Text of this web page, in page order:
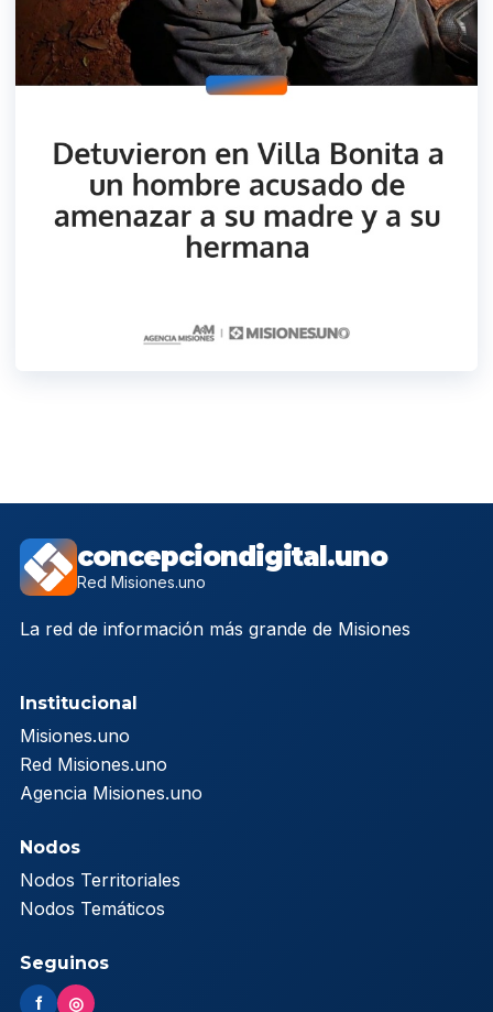
concepciondigital.uno
Red Misiones.uno
La red de información más grande de Misiones
Institucional
Misiones.uno
Red Misiones.uno
Agencia Misiones.uno
Nodos
Nodos Territoriales
Nodos Temáticos
Seguinos
f ◎